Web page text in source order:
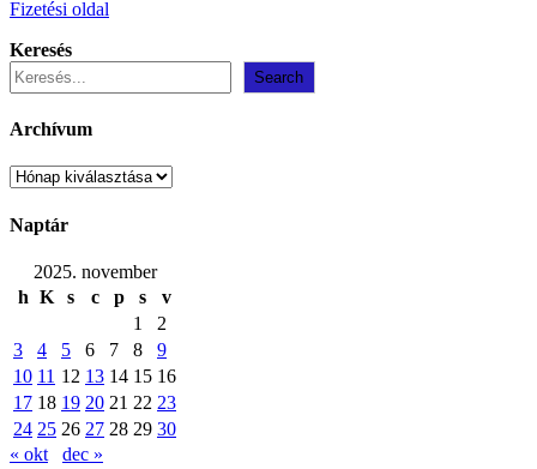
Fizetési oldal
Keresés
Search
Archívum
Archívum
Naptár
2025. november
h K s c p s
v
1
2
3
4 5 6 7 8
9
10 11 12 13 14 15 16
17 18 19 20 21 22 23
24 25 26 27 28 29 30
« okt
dec »